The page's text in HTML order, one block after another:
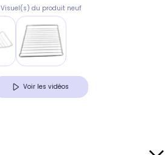
Visuel(s) du produit neuf
Voir les vidéos